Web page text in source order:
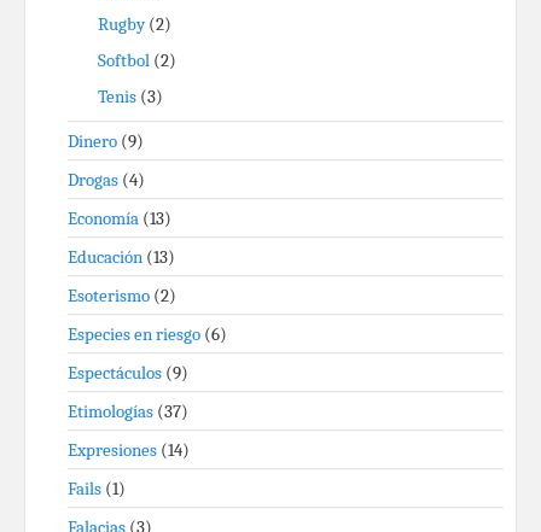
Rugby(2)
Softbol (2)
Tenis (3)
Dinero (9)
Drogas (4)
Economía (13)
Educación (13)
Esoterismo (2)
Especies en riesgo (6)
Espectáculos (9)
Etimologías (37)
Expresiones (14)
Fails (1)
Falacias (3)